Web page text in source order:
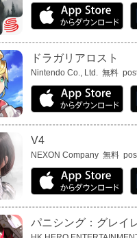
ドラガリアロスト
Nintendo Co., Ltd. 無料
V4
NEXON Company 無料
パニシング：グレイ